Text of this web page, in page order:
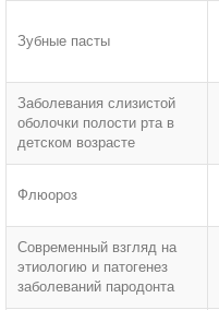
Зубные пасты
Заболевания слизистой
оболочки полости рта в
детском возрасте
Флюороз
Современный взгляд на
этиологию и патогенез
заболеваний пародонта